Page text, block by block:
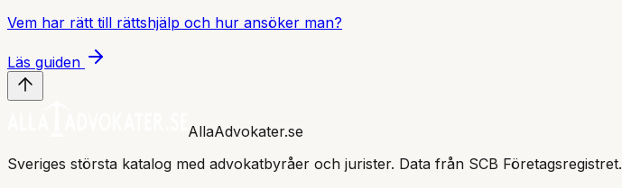
Vem har rätt till rättshjälp och hur ansöker man?
Läs guiden
AllaAdvokater.se
Sveriges största katalog med advokatbyråer och jurister. Data från SCB Företagsregistret.